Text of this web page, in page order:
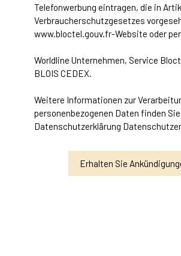
Telefonwerbung eintragen, die in
Verbraucherschutzgesetzes
www.bloctel.gouv.fr-Website oder
Worldline Unternehmen, Service
BLOIS CEDEX.
Weitere Informationen zur
personenbezogenen Daten finden
Datenschutzerklärung
Erhalten Sie